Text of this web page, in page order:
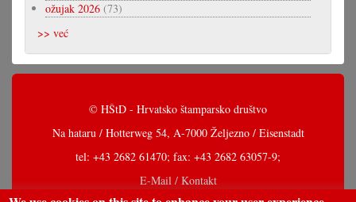
ožujak 2026 (73)
>> već
© HŠtD - Hrvatsko štamparsko društvo
Na hataru / Hotterweg 54, A-7000 Željezno / Eisenstadt
tel: +43 2682 61470; fax: +43 2682 63057-9;
E-Mail / Kontakt